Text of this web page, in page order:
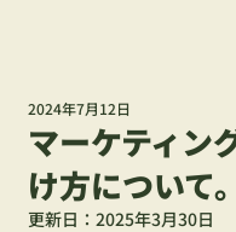
マーケティン
け方について。
2024年7月12日
更新日：2025年3月30日